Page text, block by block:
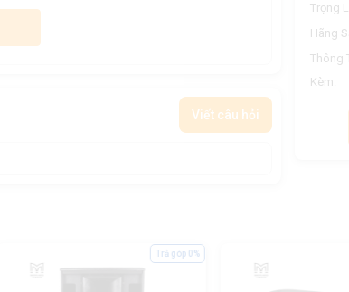
Viết câu hỏi
Trọng
Hãng
Thông
Kèm:
Trả góp 0%